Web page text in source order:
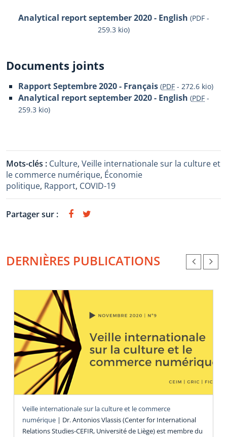
Analytical report september 2020 - English (PDF -
259.3 kio)
Documents joints
Rapport Septembre 2020 - Français (PDF - 272.6 kio)
Analytical report september 2020 - English (PDF -
259.3 kio)
Mots-clés : Culture, Veille internationale sur la culture et
le commerce numérique, Économie
politique, Rapport, COVID-19
Partager sur :
DERNIÈRES PUBLICATIONS
Veille internationale sur la culture et le commerce
numérique | Dr. Antonios Vlassis (Center for International
Relations Studies-CEFIR, Université de Liège) est membre du